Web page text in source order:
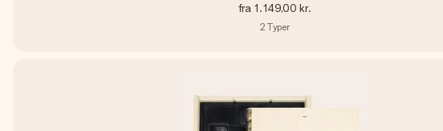
fra 1.149,00 kr.
2 Typer